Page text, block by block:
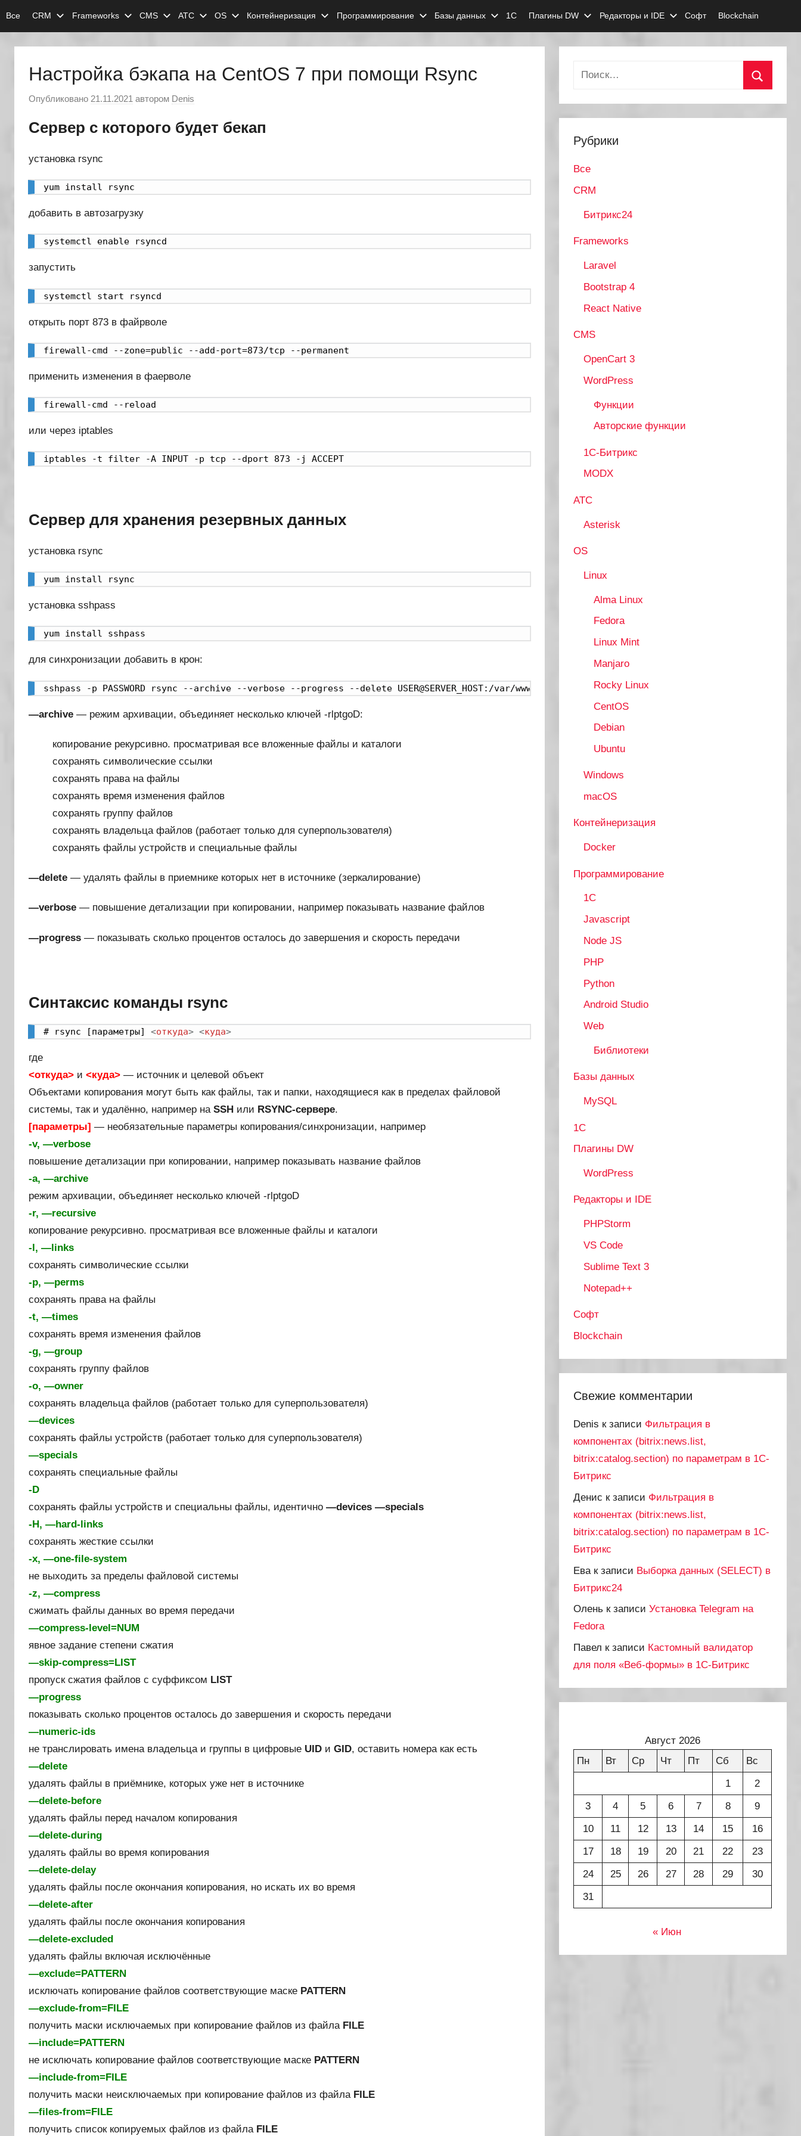
Все CRM Frameworks CMS АТС OS Контейнеризация Программирование Базы данных 1С Плагины DW Редакторы и IDE Софт Blockchain
Настройка бэкапа на CentOS 7 при помощи Rsync
Опубликовано 21.11.2021 автором Denis
Сервер с которого будет бекап
установка rsync
yum install rsync
добавить в автозагрузку
systemctl enable rsyncd
запустить
systemctl start rsyncd
открыть порт 873 в файрволе
firewall-cmd --zone=public --add-port=873/tcp --permanent
применить изменения в фаерволе
firewall-cmd --reload
или через iptables
iptables -t filter -A INPUT -p tcp --dport 873 -j ACCEPT
Сервер для хранения резервных данных
установка rsync
yum install rsync
установка sshpass
yum install sshpass
для синхронизации добавить в крон:
sshpass -p PASSWORD rsync --archive --verbose --progress --delete USER@SERVER_HOST:/var/www/ /backup/var/www/
—archive — режим архивации, объединяет несколько ключей -rlptgoD:
копирование рекурсивно. просматривая все вложенные файлы и каталоги
сохранять символические ссылки
сохранять права на файлы
сохранять время изменения файлов
сохранять группу файлов
сохранять владельца файлов (работает только для суперпользователя)
сохранять файлы устройств и специальные файлы
—delete — удалять файлы в приемнике которых нет в источнике (зеркалирование)
—verbose — повышение детализации при копировании, например показывать название файлов
—progress — показывать сколько процентов осталось до завершения и скорость передачи
Синтаксис команды rsync
# rsync [параметры] <откуда> <куда>
где
<откуда> и <куда> — источник и целевой объект
Объектами копирования могут быть как файлы, так и папки, находящиеся как в пределах файловой
системы, так и удалённо, например на SSH или RSYNC-сервере.
[параметры] — необязательные параметры копирования/синхронизации, например
-v, —verbose
повышение детализации при копировании, например показывать название файлов
-a, —archive
режим архивации, объединяет несколько ключей -rlptgoD
-r, —recursive
копирование рекурсивно. просматривая все вложенные файлы и каталоги
-l, —links
сохранять символические ссылки
-p, —perms
сохранять права на файлы
-t, —times
сохранять время изменения файлов
-g, —group
сохранять группу файлов
-o, —owner
сохранять владельца файлов (работает только для суперпользователя)
—devices
сохранять файлы устройств (работает только для суперпользователя)
—specials
сохранять специальные файлы
-D
сохранять файлы устройств и специальны файлы, идентично —devices —specials
-H, —hard-links
сохранять жесткие ссылки
-x, —one-file-system
не выходить за пределы файловой системы
-z, —compress
сжимать файлы данных во время передачи
—compress-level=NUM
явное задание степени сжатия
—skip-compress=LIST
пропуск сжатия файлов с суффиксом LIST
—progress
показывать сколько процентов осталось до завершения и скорость передачи
—numeric-ids
не транслировать имена владельца и группы в цифровые UID и GID, оставить номера как есть
—delete
удалять файлы в приёмнике, которых уже нет в источнике
—delete-before
удалять файлы перед началом копирования
—delete-during
удалять файлы во время копирования
—delete-delay
удалять файлы после окончания копирования, но искать их во время
—delete-after
удалять файлы после окончания копирования
—delete-excluded
удалять файлы включая исключённые
—exclude=PATTERN
исключать копирование файлов соответствующие маске PATTERN
—exclude-from=FILE
получить маски исключаемых при копирование файлов из файла FILE
—include=PATTERN
не исключать копирование файлов соответствующие маске PATTERN
—include-from=FILE
получить маски неисключаемых при копирование файлов из файла FILE
—files-from=FILE
получить список копируемых файлов из файла FILE
Найти:
Рубрики
Все
CRM
Битрикс24
Frameworks
Laravel
Bootstrap 4
React Native
CMS
OpenCart 3
WordPress
Функции
Авторские функции
1С-Битрикс
MODX
АТС
Asterisk
OS
Linux
Alma Linux
Fedora
Linux Mint
Manjaro
Rocky Linux
CentOS
Debian
Ubuntu
Windows
macOS
Контейнеризация
Docker
Программирование
1C
Javascript
Node JS
PHP
Python
Android Studio
Web
Библиотеки
Базы данных
MySQL
1С
Плагины DW
WordPress
Редакторы и IDE
PHPStorm
VS Code
Sublime Text 3
Notepad++
Софт
Blockchain
Свежие комментарии
Denis к записи Фильтрация в
компонентах (bitrix:news.list,
bitrix:catalog.section) по параметрам в 1С-
Битрикс
Денис к записи Фильтрация в
компонентах (bitrix:news.list,
bitrix:catalog.section) по параметрам в 1С-
Битрикс
Ева к записи Выборка данных (SELECT) в
Битрикс24
Олень к записиУстановка Telegram на
Fedora
Павел к записи Кастомный валидатор
для поля «Веб-формы» в 1С-Битрикс
Август 2026
Пн
Вт Ср Чт Пт Сб
Вс
1
2
3
4 5 6 7 8
9
10
11 12 13 14 15
16
17
18 19 20 21 22
23
24
25 26 27 28 29
30
31
« Июн